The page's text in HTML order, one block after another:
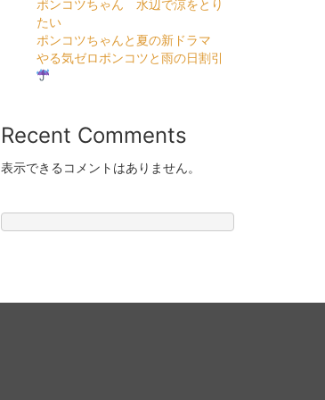
ポンコツちゃん 水辺で涼をとり
たい
ポンコツちゃんと夏の新ドラマ
やる気ゼロポンコツと雨の日割引
Recent Comments
表示できるコメントはありません。